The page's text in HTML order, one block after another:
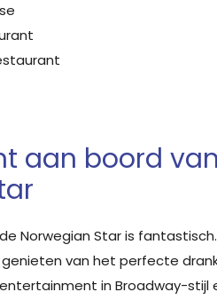
aan boord van
Norwegian Star is fantastisch.
van het perfecte
in Broadway-stijl